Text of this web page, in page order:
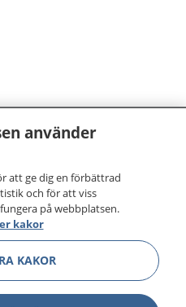
hälsa och vård
och information om
du kan kontakta.
och göra dina
1177 för
runt.
må bättre.
använder
att ge dig en förbättrad
och för att viss
på webbplatsen.
kakor
KAKOR